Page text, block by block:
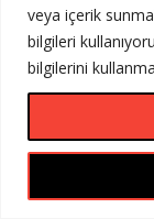
veya içerik
bilgileri
bilgilerini